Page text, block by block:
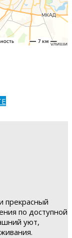
прекрасный
по доступной
уют,